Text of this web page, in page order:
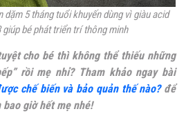
dặm 5 tháng tuổi khuyến dùng vìgiàu acid
bé phát triển trí thông minh
cho bé thì không thể thiếu những
rồi mẹ nhỉ? Tham khảo ngay bài
chế biến và bảo quản thế nào? để
bao giờ hết mẹ nhé!